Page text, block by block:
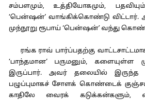
சம்பளமும், உத்தியோகமும்,
‘பென்ஷன்’ வாங்கிக்கொண்டு விட்டார்.
முந்நூறு ரூபாய் ‘பென்ஷன்’ வந்து
ரங்க ராவ் பார்ப்பதற்கு
‘பாந்தமான’ பருமனும், களையுள்ள
இருப்பார். அவர் தலையில் இருந்த
பழுப்புமாகச் சோளக் கொண்டைக் குஞ்சம்
காதிலே வைரக் கடுக்கன்களும்,